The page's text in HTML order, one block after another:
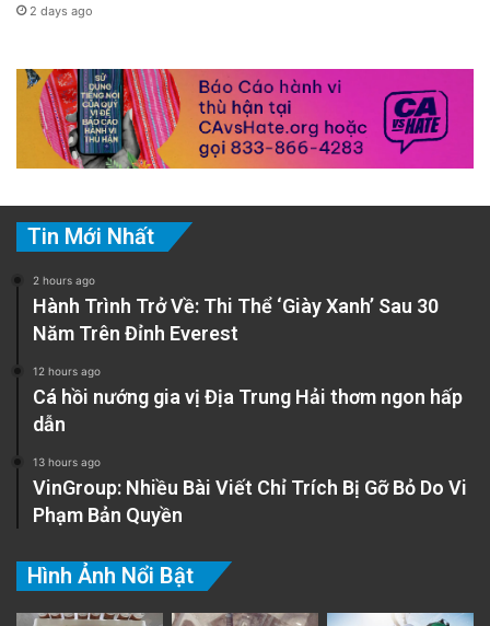
2 days ago
Tin Mới Nhất
2 hours ago
Hành Trình Trở Về: Thi Thể ‘Giày Xanh’ Sau 30
Năm Trên Đỉnh Everest
12 hours ago
Cá hồi nướng gia vị Địa Trung Hải thơm ngon hấp
dẫn
13 hours ago
VinGroup: Nhiều Bài Viết Chỉ Trích Bị Gỡ Bỏ Do Vi
Phạm Bản Quyền
Hình Ảnh Nổi Bật